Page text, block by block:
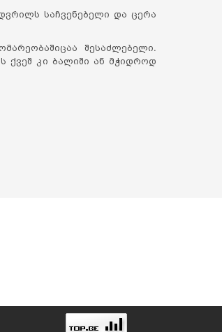
საჩვენებელი და ცერა
შესაძლებელი.
ქვეშ კი ბალიში ან მჭიდროდ